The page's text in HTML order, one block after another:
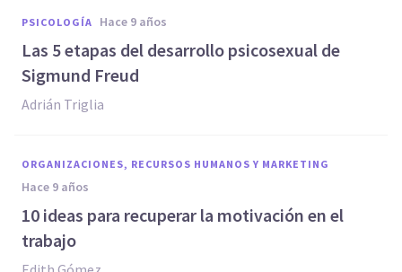
PSICOLOGÍA hace 9 años
Las 5 etapas del desarrollo psicosexual de
Sigmund Freud
Adrián Triglia
ORGANIZACIONES, RECURSOS HUMANOS Y MARKETING
hace 9 años
10 ideas para recuperar la motivación en el
trabajo